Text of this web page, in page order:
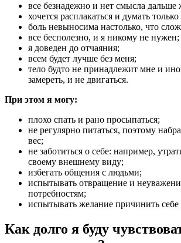
все безнадежно и нет смысла дальше
хочется расплакаться и думать
боль невыносима настолько, что
все бесполезно, и я никому не нужен;
я доведен до отчаяния;
всем будет лучше без меня;
тело будто не принадлежит мне и
замереть, и не двигаться.
При этом я могу:
плохо спать и рано просыпаться;
не регулярно питаться, поэтому
вес;
не заботиться о себе: например,
своему внешнему виду;
избегать общения с людьми;
испытывать отвращение и
потребностям;
испытывать желание причинить себе
Как долго я буду